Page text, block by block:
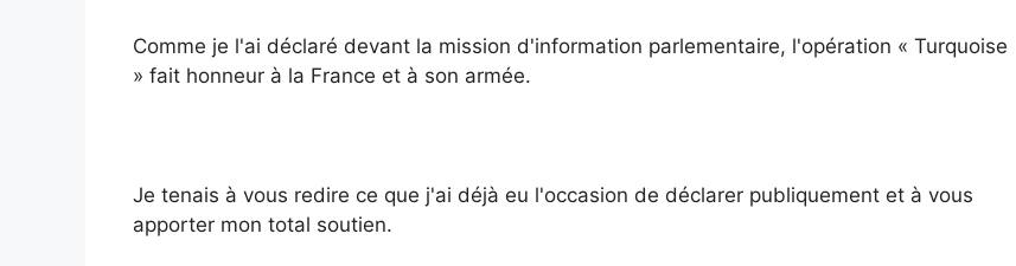
Comme je l'ai déclaré devant la mission d'information parlementaire, l'opération « Turquoise
» fait honneur à la France et à son armée.
Je tenais à vous redire ce que j'ai déjà eu l'occasion de déclarer publiquement et à vous
apporter mon total soutien.